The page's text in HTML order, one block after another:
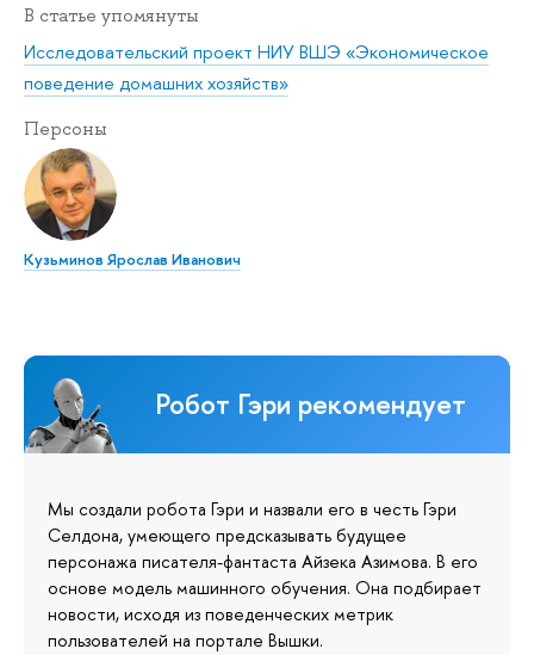
В статье упомянуты
Исследовательский проект НИУ ВШЭ «Экономическое
поведение домашних хозяйств»
Персоны
Кузьминов Ярослав Иванович
Робот Гэри рекомендует
Мы создали робота Гэри и назвали его в честь Гэри
Селдона, умеющего предсказывать будущее
персонажа писателя-фантаста Айзека Азимова. В его
основе модель машинного обучения. Она подбирает
новости, исходя из поведенческих метрик
пользователей на портале Вышки.